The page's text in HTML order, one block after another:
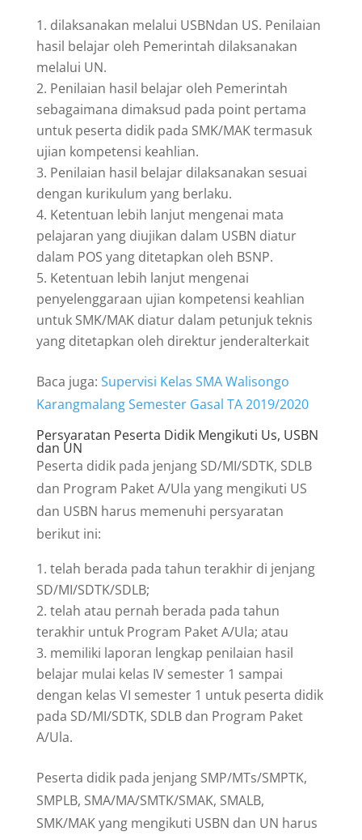
dilaksanakan melalui USBNdan US. Penilaian
hasil belajar oleh Pemerintah dilaksanakan
melalui UN.
Penilaian hasil belajar oleh Pemerintah
sebagaimana dimaksud pada point pertama
untuk peserta didik pada SMK/MAK termasuk
ujian kompetensi keahlian.
Penilaian hasil belajar dilaksanakan sesuai
dengan kurikulum yang berlaku.
Ketentuan lebih lanjut mengenai mata
pelajaran yang diujikan dalam USBN diatur
dalam POS yang ditetapkan oleh BSNP.
Ketentuan lebih lanjut mengenai
penyelenggaraan ujian kompetensi keahlian
untuk SMK/MAK diatur dalam petunjuk teknis
yang ditetapkan oleh direktur jenderalterkait
Baca juga: Supervisi Kelas SMA Walisongo
Karangmalang Semester Gasal TA 2019/2020
Persyaratan Peserta Didik Mengikuti Us, USBN
dan UN
Peserta didik pada jenjang SD/MI/SDTK, SDLB
dan Program Paket A/Ula yang mengikuti US
dan USBN harus memenuhi persyaratan
berikut ini:
telah berada pada tahun terakhir di jenjang
SD/MI/SDTK/SDLB;
telah atau pernah berada pada tahun
terakhir untuk Program Paket A/Ula; atau
memiliki laporan lengkap penilaian hasil
belajar mulai kelas IV semester 1 sampai
dengan kelas VI semester 1 untuk peserta didik
pada SD/MI/SDTK, SDLB dan Program Paket
A/Ula.
Peserta didik pada jenjang SMP/MTs/SMPTK,
SMPLB, SMA/MA/SMTK/SMAK, SMALB,
SMK/MAK yang mengikuti USBN dan UN harus